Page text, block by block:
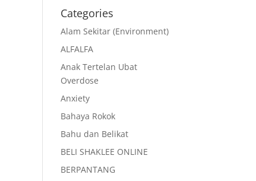
Categories
Alam Sekitar (Environment)
ALFALFA
Anak Tertelan Ubat
Overdose
Anxiety
Bahaya Rokok
Bahu dan Belikat
BELI SHAKLEE ONLINE
BERPANTANG